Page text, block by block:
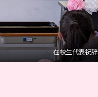
在校生代表祝辞